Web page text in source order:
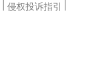
侵权投诉指引